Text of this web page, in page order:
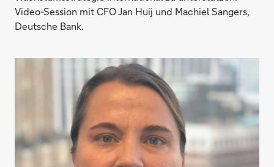
Video-Session mit CFO Jan Huij und Machiel Sangers,
Deutsche Bank.